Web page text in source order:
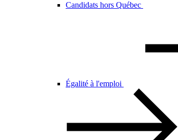
Candidats hors Québec
Égalité à l'emploi